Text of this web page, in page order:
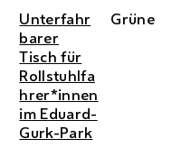
Unterfahr
barer
Tisch für
Rollstuhlfa
hrer*innen
im Eduard-
Gurk-Park
Grüne